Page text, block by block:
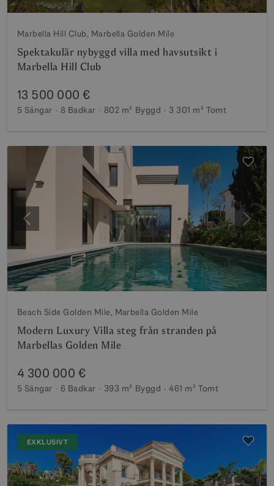
Marbella Hill Club, Marbella Golden Mile
Spektakulär nybyggd villa med havsutsikt i
Marbella Hill Club
13 500 000 €
5 Sängar 8 Badkar 802 m² Byggd 3 301 m² Tomt
Föregående Nästa
Beach Side Golden Mile, Marbella Golden Mile
Modern Luxury Villa steg från stranden på
Marbellas Golden Mile
4 300 000 €
5 Sängar 6 Badkar 393 m² Byggd 461 m² Tomt
EXKLUSIVT